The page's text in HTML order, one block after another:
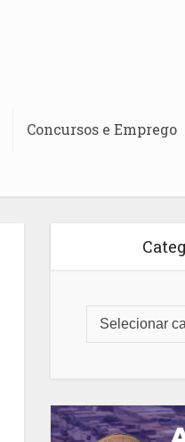
Concursos e Emprego